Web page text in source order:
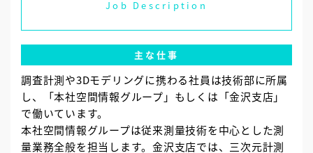
Job Description
主な仕事
調査計測や3Dモデリングに携わる社員は技術部に所属
し、「本社空間情報グループ」もしくは「金沢支店」
で働いています。
本社空間情報グループは従来測量技術を中心とした測
量業務全般を担当します。金沢支店では、三次元計測